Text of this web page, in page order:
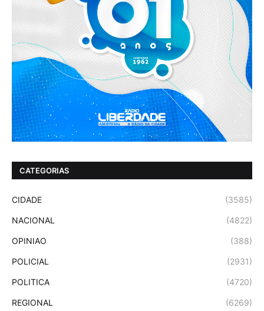
CATEGORIAS
CIDADE (3585)
NACIONAL (4822)
OPINIAO (388)
POLICIAL (2931)
POLITICA (4720)
REGIONAL (6269)